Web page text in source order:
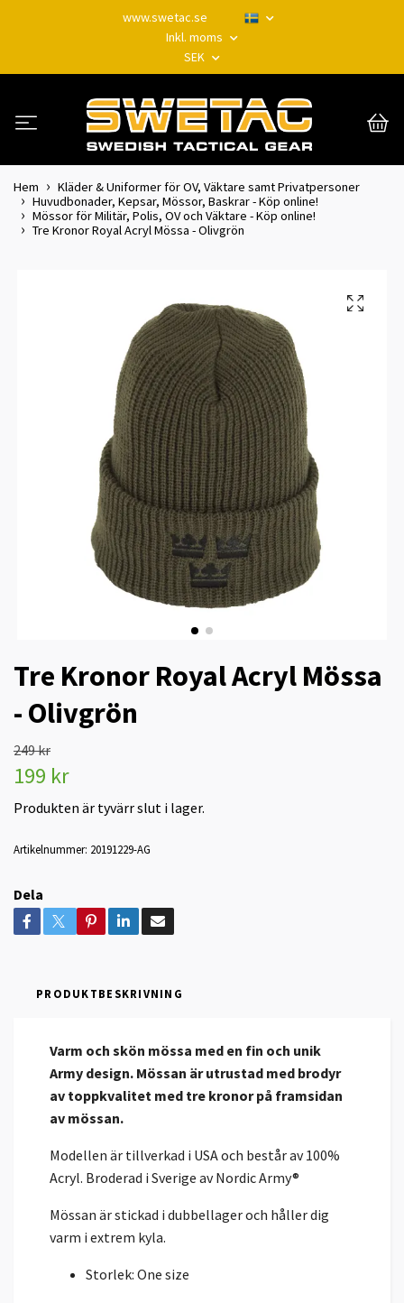
www.swetac.se
Inkl. moms
SEK
Hem
Kläder & Uniformer för OV, Väktare samt Privatpersoner
Huvudbonader, Kepsar, Mössor, Baskrar - Köp online!
Mössor för Militär, Polis, OV och Väktare - Köp online!
Tre Kronor Royal Acryl Mössa - Olivgrön
Tre Kronor Royal Acryl Mössa
- Olivgrön
249 kr
199 kr
Produkten är tyvärr slut i lager.
Artikelnummer: 20191229-AG
Dela
PRODUKTBESKRIVNING
Varm och skön mössa med en fin och unik
Army design. Mössan är utrustad med brodyr
av toppkvalitet med tre kronor på framsidan
av mössan.
Modellen är tillverkad i USA och består av 100%
Acryl. Broderad i Sverige av Nordic Army®
Mössan är stickad i dubbellager och håller dig
varm i extrem kyla.
Storlek: One size